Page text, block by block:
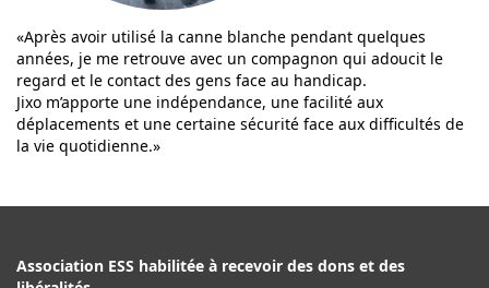
«Après avoir utilisé la canne blanche pendant quelques
années, je me retrouve avec un compagnon qui adoucit le
regard et le contact des gens face au handicap.
Jixo m’apporte une indépendance, une facilité aux
déplacements et une certaine sécurité face aux difficultés de
la vie quotidienne.»
Association ESS habilitée à recevoir des dons et des